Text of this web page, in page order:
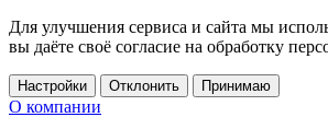
Для улучшения сервиса и сайта мы
вы даёте своё согласие на обработку
Настройки Отклонить Принимаю
О компании